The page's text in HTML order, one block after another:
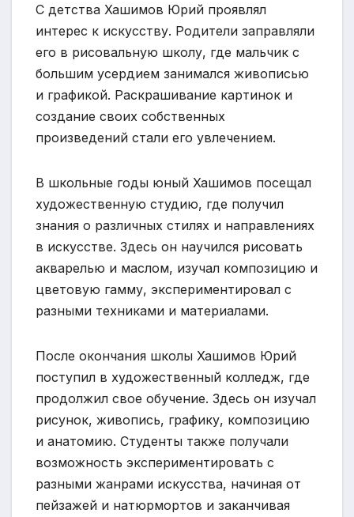
С детства Хашимов Юрий проявлял
интерес к искусству. Родители заправляли
его в рисовальную школу, где мальчик с
большим усердием занимался живописью
и графикой. Раскрашивание картинок и
создание своих собственных
произведений стали его увлечением.
В школьные годы юный Хашимов посещал
художественную студию, где получил
знания о различных стилях и направлениях
в искусстве. Здесь он научился рисовать
акварелью и маслом, изучал композицию и
цветовую гамму, экспериментировал с
разными техниками и материалами.
После окончания школы Хашимов Юрий
поступил в художественный колледж, где
продолжил свое обучение. Здесь он изучал
рисунок, живопись, графику, композицию
и анатомию. Студенты также получали
возможность экспериментировать с
разными жанрами искусства, начиная от
пейзажей и натюрмортов и заканчивая